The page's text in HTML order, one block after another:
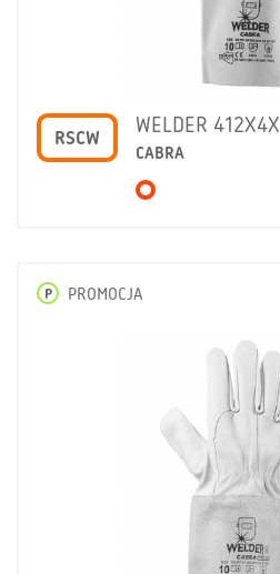
RSCW
WELDER 412X4X
CABRA
P PROMOCJA